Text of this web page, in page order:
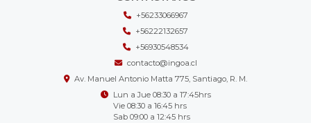
+56233066967
+56222132657
+56930548534
contacto@ingoa.cl
Av. Manuel Antonio Matta 775, Santiago, R. M.
Lun a Jue 08:30 a 17:45hrs
Vie 08:30 a 16:45 hrs
Sab 09:00 a 12:45 hrs